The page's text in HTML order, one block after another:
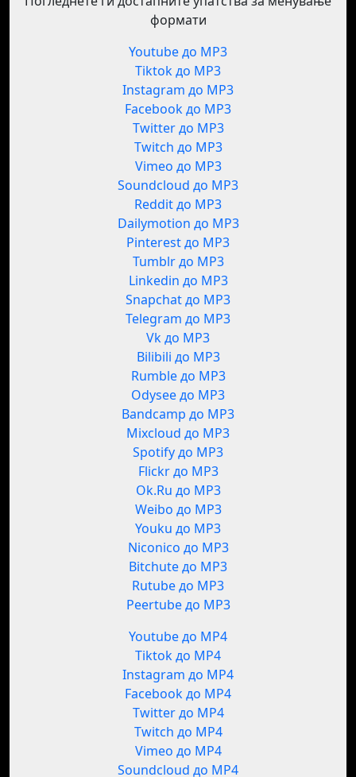
формати
Youtube до MP3
Tiktok до MP3
Instagram до MP3
Facebook до MP3
Twitter до MP3
Twitch до MP3
Vimeo до MP3
Soundcloud до MP3
Reddit до MP3
Dailymotion до MP3
Pinterest до MP3
Tumblr до MP3
Linkedin до MP3
Snapchat до MP3
Telegram до MP3
Vk до MP3
Bilibili до MP3
Rumble до MP3
Odysee до MP3
Bandcamp до MP3
Mixcloud до MP3
Spotify до MP3
Flickr до MP3
Ok.Ru до MP3
Weibo до MP3
Youku до MP3
Niconico до MP3
Bitchute до MP3
Rutube до MP3
Peertube до MP3
Youtube до MP4
Tiktok до MP4
Instagram до MP4
Facebook до MP4
Twitter до MP4
Twitch до MP4
Vimeo до MP4
Soundcloud до MP4